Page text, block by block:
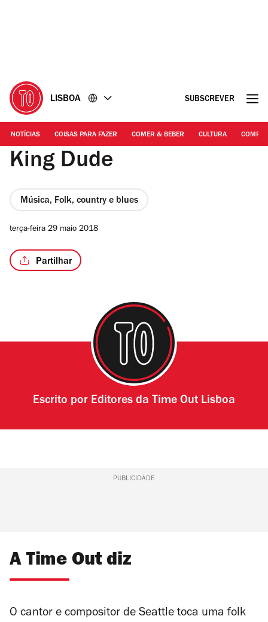
LISBOA SUBSCREVER
NOTÍCIAS COISAS PARA FAZER COMER & BEBER CULTURA
King Dude
Música, Folk, country e blues
terça-feira 29 maio 2018
Partilhar
Escrito por Editores da Time Out Lisboa
PUBLICIDADE
A Time Out diz
O cantor e compositor de Seattle toca uma folk